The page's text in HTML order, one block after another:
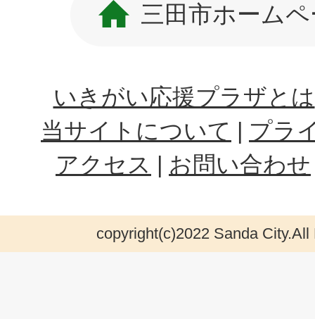
三田市ホーム
いきがい応援プラザとは
当サイトについて
プラ
アクセス
お問い合わせ
copyright(c)2022 Sanda